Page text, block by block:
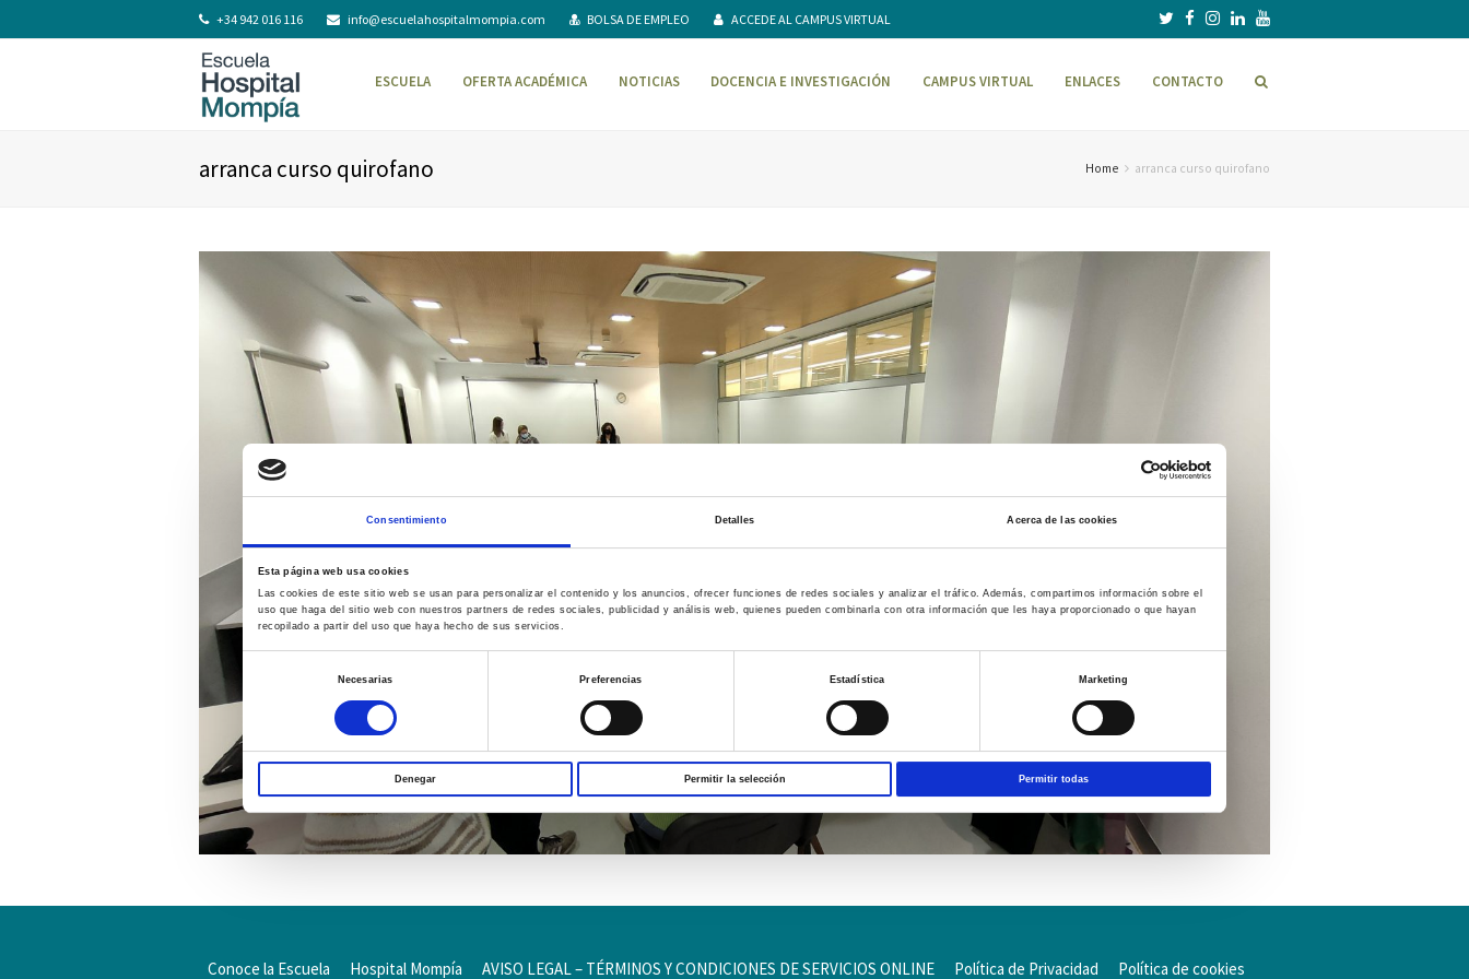
Consentimiento Detalles Acerca de las cookies
Esta página web usa cookies
Las cookies de este sitio web se usan para personalizar el contenido y los anuncios, ofrecer funciones de redes sociales y analizar el tráfico. Además, compartimos información sobre el
uso que haga del sitio web con nuestros partners de redes sociales, publicidad y análisis web, quienes pueden combinarla con otra información que les haya proporcionado o que hayan
recopilado a partir del uso que haya hecho de sus servicios.
Necesarias Preferencias Estadística Marketing
Denegar Permitir la selección Permitir todas
+34 942 016 116 info@escuelahospitalmompia.com BOLSA DE EMPLEO ACCEDE AL CAMPUS VIRTUAL
ESCUELA OFERTA ACADÉMICA NOTICIAS DOCENCIA E INVESTIGACIÓN CAMPUS VIRTUAL ENLACES CONTACTO
arranca curso quirofano Home arranca curso quirofano
Conoce la Escuela Hospital Mompía AVISO LEGAL – TÉRMINOS Y CONDICIONES DE SERVICIOS ONLINE Política de Privacidad Política de cookies